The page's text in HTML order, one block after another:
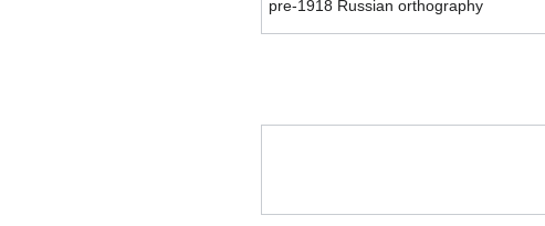
pre-1918 Russian orthography